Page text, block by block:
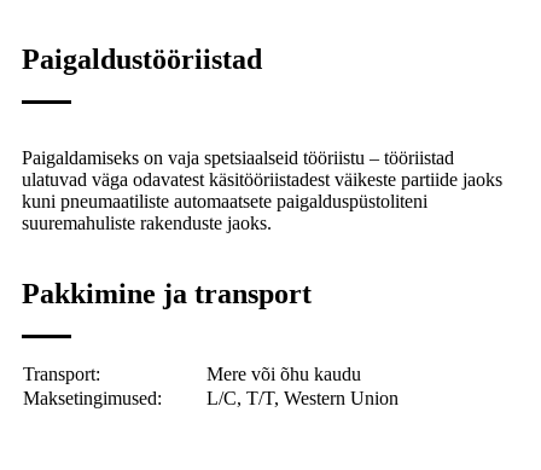
Paigaldustööriistad
Paigaldamiseks on vaja spetsiaalseid tööriistu – tööriistad
ulatuvad väga odavatest käsitööriistadest väikeste partiide jaoks
kuni pneumaatiliste automaatsete paigalduspüstoliteni
suuremahuliste rakenduste jaoks.
Pakkimine ja transport
Transport:
Mere või õhu kaudu
Maksetingimused:
L/C, T/T, Western Union